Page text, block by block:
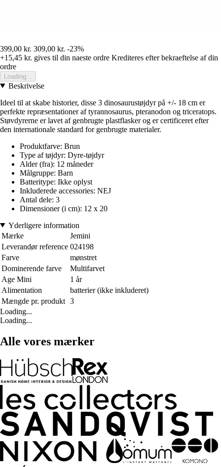
399,00 kr. 309,00 kr. -23%
+15,45 kr. gives til din naeste ordre Krediteres efter bekraeftelse af din
ordre
Loading...
Beskrivelse
Ideel til at skabe historier, disse 3 dinosaurustøjdyr på +/- 18 cm er
perfekte repræsentationer af tyrannosaurus, pteranodon og triceratops.
Støvdyrerne er lavet af genbrugte plastflasker og er certificeret efter
den internationale standard for genbrugte materialer.
Produktfarve: Brun
Type af tøjdyr: Dyre-tøjdyr
Alder (fra): 12 måneder
Målgruppe: Barn
Batteritype: Ikke oplyst
Inkluderede accessories: NEJ
Antal dele: 3
Dimensioner (i cm): 12 x 20
Yderligere information
Mærke
Jemini
Leverandør reference 024198
Farve
mønstret
Dominerende farve
Multifarvet
Age Mini
1 år
Alimentation
batterier (ikke inkluderet)
Mængde pr. produkt 3
Loading...
Loading...
Alle vores mærker